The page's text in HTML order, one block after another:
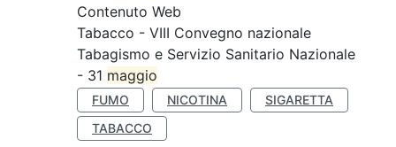
Contenuto Web
Tabacco - VIII Convegno nazionale
Tabagismo e Servizio Sanitario Nazionale
- 31 maggio
FUMO NICOTINA
SIGARETTA
TABACCO